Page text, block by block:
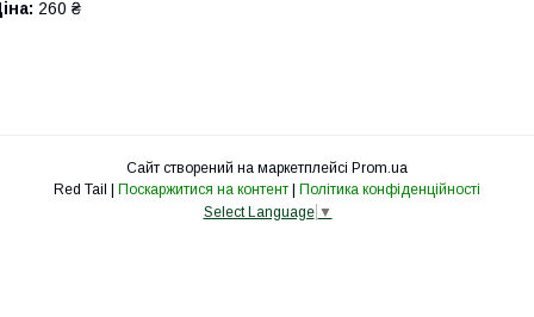
260 ₴
Сайт створений на маркетплейсі Prom.ua
Red Tail | Поскаржитися на контент | Політика конфіденційності
Select Language ▼